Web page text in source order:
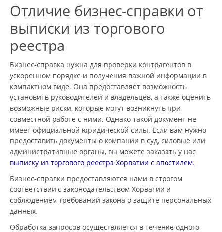
Отличие бизнес-справки от
выписки из торгового
реестра
Бизнес-справка нужна для проверки контрагентов в
ускоренном порядке и получения важной информации в
компактном виде. Она предоставляет возможность
установить руководителей и владельцев, а также оценить
возможные риски, которые могут возникнуть при
совместной работе с ними. Однако такой документ не
имеет официальной юридической силы. Если вам нужно
предоставить документы о компании в суд, силовые или
административные органы, вы можете заказать у нас
выписку из торгового реестра Хорватии с апостилем.
Бизнес-справки предоставляются нами в строгом
соответствии с законодательством Хорватии и
соблюдением требований закона о защите персональных
данных.
Обработка запросов осуществляется в течение одного